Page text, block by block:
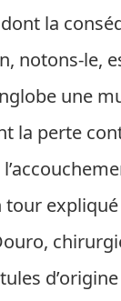
la
notons-le,
une
la perte